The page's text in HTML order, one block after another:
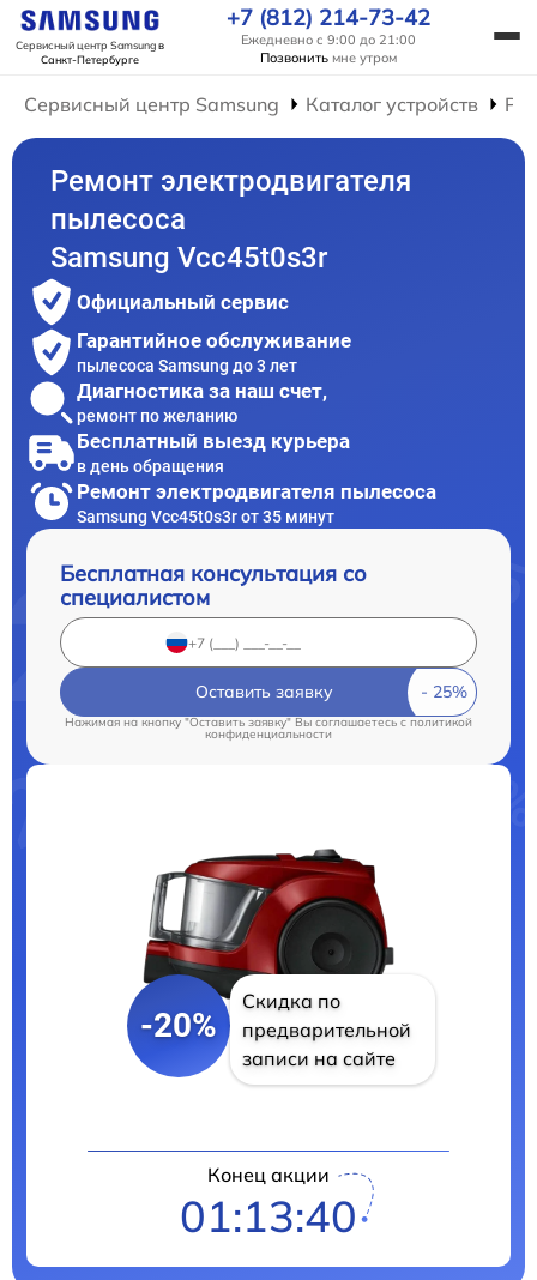
Сервисный центр Samsungв
Санкт-Петербурге
+7 (812) 214-73-42
Ежедневно с 9:00 до 21:00
Позвонить мне утром
Сервисный центр Samsung Каталог устройств
Ремонт электродвигателя
пылесоса
Samsung Vcc45t0s3r
Официальный сервис
Гарантийное обслуживание
пылесоса Samsung до 3 лет
Диагностика за наш счет,
ремонт по желанию
Бесплатный выезд курьера
в день обращения
Ремонт электродвигателя пылесоса
Samsung Vcc45t0s3r от 35 минут
Бесплатная консультация со
специалистом
Оставить заявку
Нажимая на кнопку "Оставить заявку" Вы соглашаетесь c политикой
конфиденциальности
-20%
Скидка по
предварительной
записи на сайте
Конец акции
01:13:39